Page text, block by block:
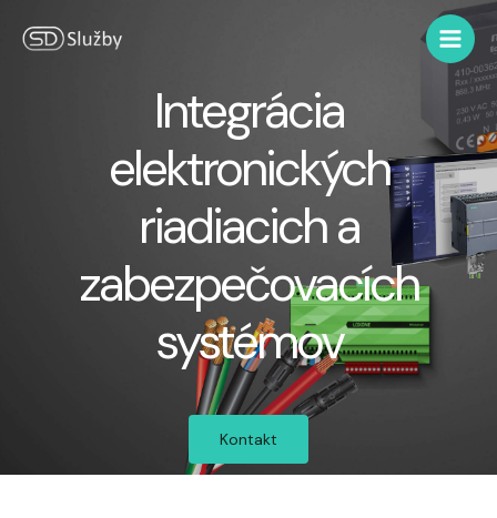
Integrácia
elektronických
riadiacich a
zabezpečovacích
systémov
Kontakt